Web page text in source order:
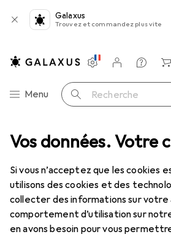
Vos données. Votre
Si vous n’acceptez que les cookies
utilisons des cookies et des
collecter des informations sur
comportement d’utilisation sur
en avons besoin pour vous
Galaxus
Trouvez et commandez plus vite
Navigation par catégorie
Menu Recherche
Paramètres
Compte client
Listes de
Listes d'envies
Panier
2.0 Type A/B, transparent, 0,2m Type A/
2 images
REMISE QUANTITATIVE